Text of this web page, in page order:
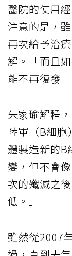
醫院的使用
注意的是，
再次給予治
解。「而且
能不再復發」
朱家瑜解釋
陸軍（B細
體製造新的B
變，但不會
次的殲滅之
低。」
雖然從2007